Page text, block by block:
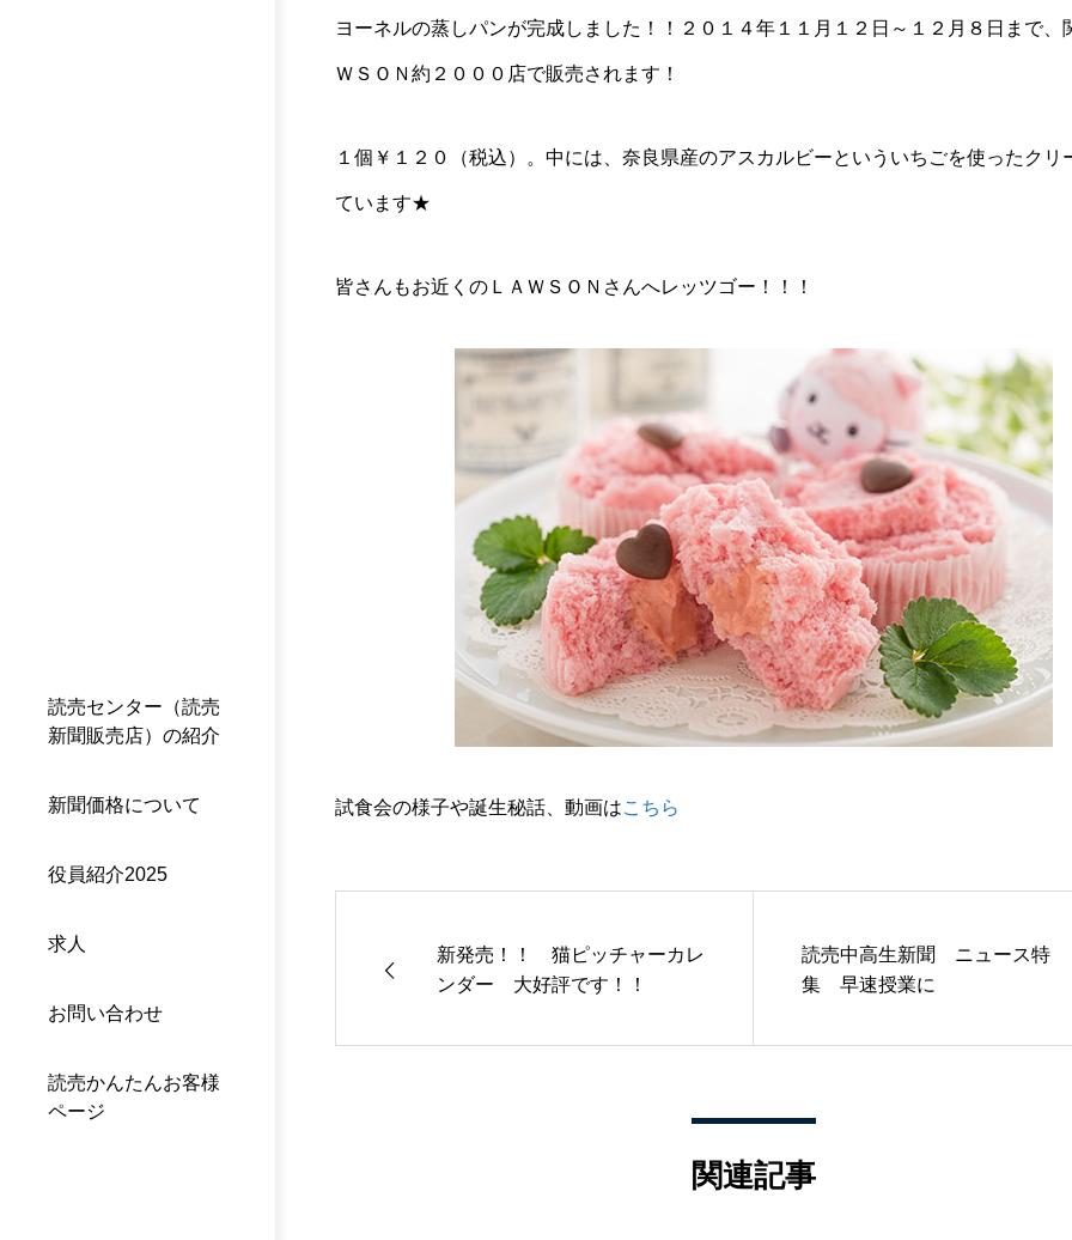
読売センター（読売
新聞販売店）の紹介
新聞価格について
役員紹介2025
求人
お問い合わせ
読売かんたんお客様
ページ
ヨーネルの蒸しパンが完成しました！！２０１４年１１月１２日～１２月８日まで、
ＷＳＯＮ約２０００店で販売されます！
１個￥１２０（税込）。中には、奈良県産のアスカルビーといういちごを使ったクリ
ています★
皆さんもお近くのＬＡＷＳＯＮさんへレッツゴー！！！
試食会の様子や誕生秘話、動画はこちら
新発売！！ 猫ピッチャーカレ
ンダー 大好評です！！
読売中高生新聞 ニュース特
集 早速授業に
関連記事